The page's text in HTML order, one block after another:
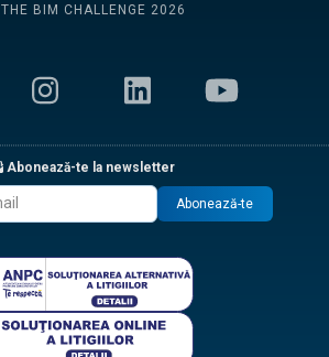
THE BIM CHALLENGE 2026
Abonează-te la newsletter
Abonează-te